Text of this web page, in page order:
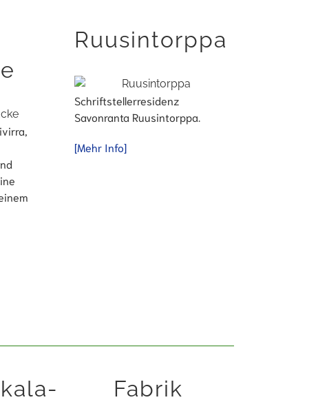
Ruusintorppa
Schriftstellerresidenz
Savonranta Ruusintorppa.
[Mehr Info]
Fabrik